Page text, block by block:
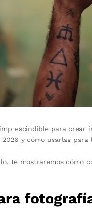
para crear
y cómo usarlas
te mostraremos cómo